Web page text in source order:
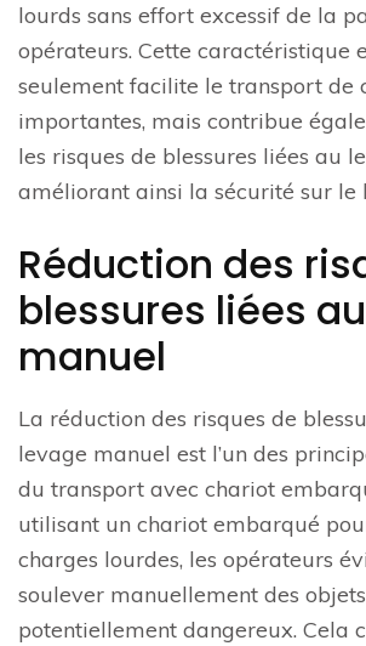
lourds sans effort excessif de la
opérateurs. Cette caractéristique
seulement facilite le transport de
importantes, mais contribue
les risques de blessures liées au
améliorant ainsi la sécurité sur le
Réduction des
blessures liées
manuel
La réduction des risques de
levage manuel est l’un des
du transport avec chariot
utilisant un chariot embarqué
charges lourdes, les opérateurs
soulever manuellement des
potentiellement dangereux. Cela